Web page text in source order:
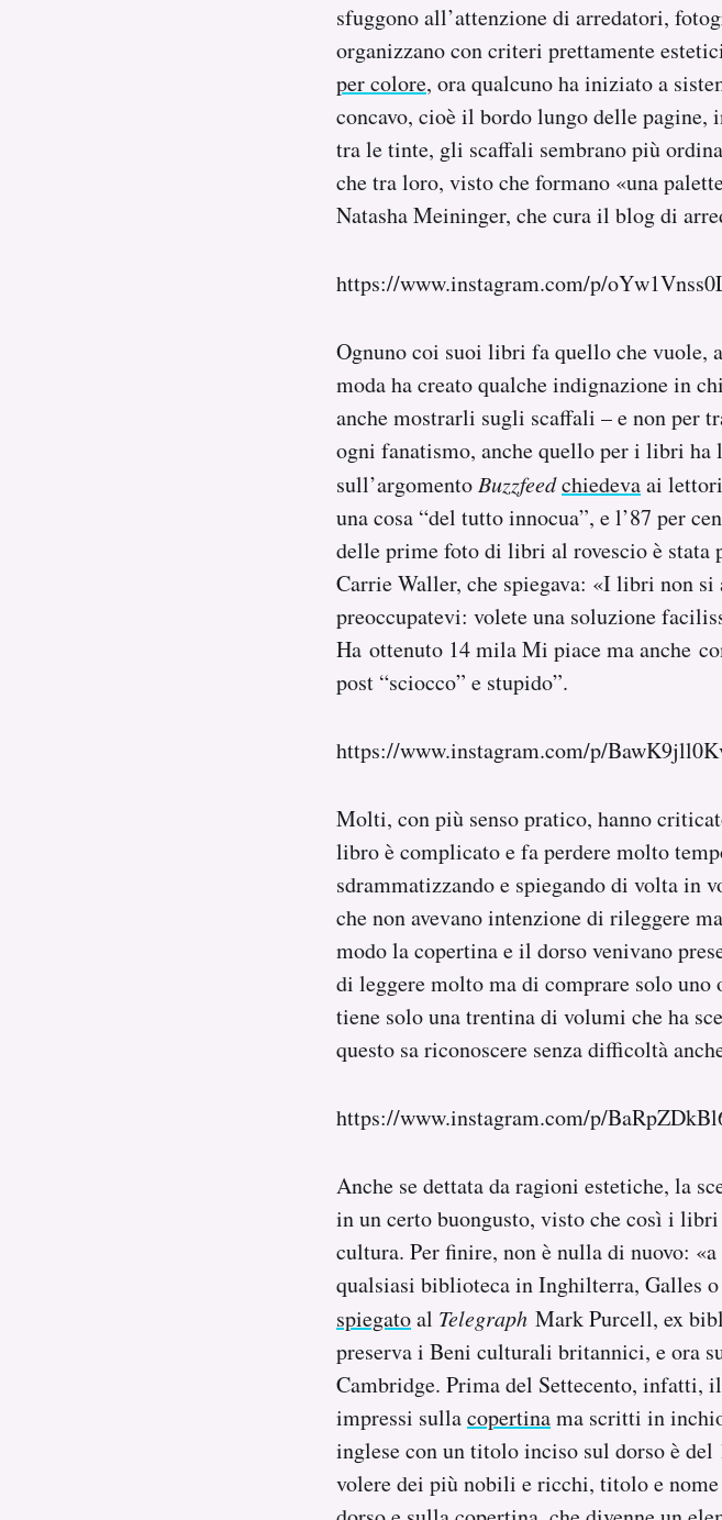
sfuggono all’attenzione di arredatori,
organizzano con criteri prettamente
per colore, ora qualcuno ha iniziato a
concavo, cioè il bordo lungo delle pagine,
tra le tinte, gli scaffali sembrano più
che tra loro, visto che formano «una
Natasha Meininger, che cura il blog di
https://www.instagram.com/p/
Ognuno coi suoi libri fa quello che vuole,
moda ha creato qualche indignazione in
anche mostrarli sugli scaffali – e non per
ogni fanatismo, anche quello per i libri
sull’argomento Buzzfeedchiedevaai
una cosa “del tutto innocua”, e l’87 per
delle prime foto di libri al rovescio è stata
Carrie Waller, che spiegava: «I libri non si
preoccupatevi: volete una soluzione
Ha ottenuto 14 mila Mi piace ma anche
post “sciocco” e stupido”.
https://www.instagram.com/p/
Molti, con più senso pratico, hanno
libro è complicato e fa perdere molto
sdrammatizzando e spiegando di volta in
che non avevano intenzione di rileggere
modo la copertina e il dorso venivano
di leggere molto ma di comprare solo
tiene solo una trentina di volumi che ha
questo sa riconoscere senza difficoltà
https://www.instagram.com/p/
Anche se dettata da ragioni estetiche, la
in un certo buongusto, visto che così i
cultura. Per finire, non è nulla di nuovo:
qualsiasi biblioteca in Inghilterra, Galles
spiegatoal Telegraph Mark Purcell, ex
preserva i Beni culturali britannici, e ora
Cambridge. Prima del Settecento, infatti,
impressi sullacopertinama scritti in
inglese con un titolo inciso sul dorso è
volere dei più nobili e ricchi, titolo e